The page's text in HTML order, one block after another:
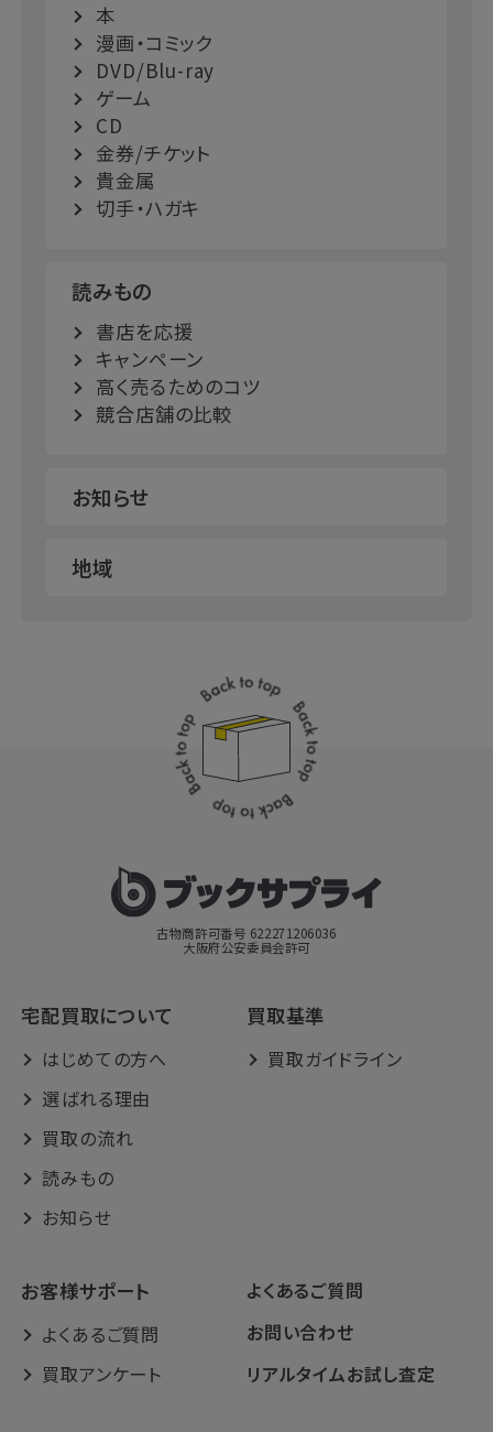
本
漫画・コミック
DVD/Blu-ray
ゲーム
CD
金券/チケット
貴金属
切手・ハガキ
読みもの
書店を応援
キャンペーン
高く売るためのコツ
競合店舗の比較
お知らせ
地域
古物商許可番号 622271206036
大阪府公安委員会許可
宅配買取について
はじめての方へ
選ばれる理由
買取の流れ
読みもの
お知らせ
買取基準
買取ガイドライン
お客様サポート
よくあるご質問
買取アンケート
よくあるご質問
お問い合わせ
リアルタイムお試し査定